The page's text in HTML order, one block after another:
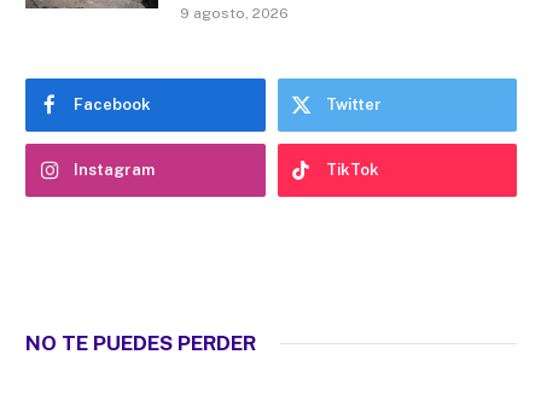
9 agosto, 2026
Facebook Twitter
Instagram TikTok
NO TE PUEDES PERDER